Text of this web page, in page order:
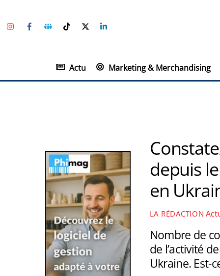
to
InstagramFacebookGroupe
Facebook
TikTokTwitter
Actu Marketing & Merchandising
depuis
en
LA RÉDACTION
Nombre de
de l’activité
Ukraine. Est-